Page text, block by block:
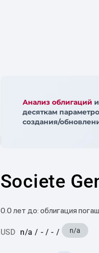
Анализ облигаций и
десяткам
создания/
Societe
0.0 лет до: облигация
USD n/a / - / - / n/a